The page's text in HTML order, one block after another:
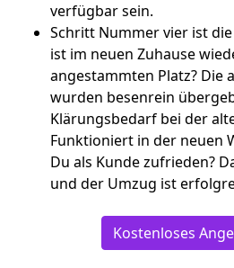
verfügbar sein.
Schritt Nummer vier ist
ist im neuen Zuhause
angestammten Platz? Die
wurden besenrein
Klärungsbedarf bei der
Funktioniert in der neuen
Du als Kunde zufrieden?
und der Umzug ist
Kostenloses